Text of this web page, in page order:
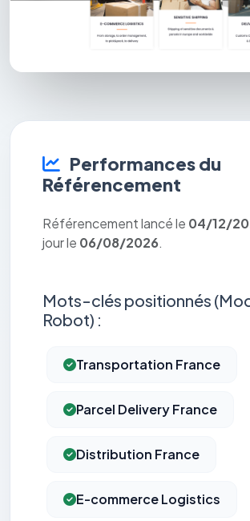
Performances du
Référencement
Référencement lancé le 04/12/
jour le 06/08/2026.
Mots-clés positionnés
Robot) :
Transportation France
Parcel Delivery France
Distribution France
E-commerce Logistics